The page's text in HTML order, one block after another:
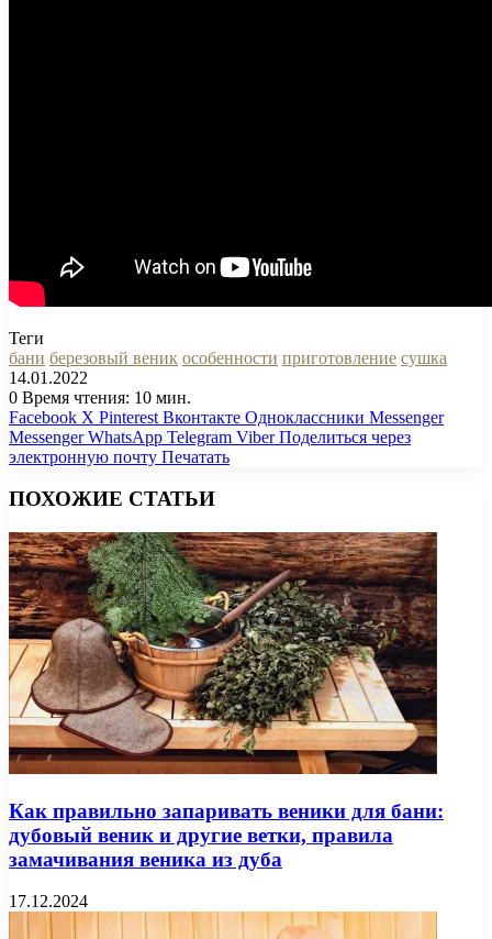
Теги
бани березовый веник особенности приготовление сушка
14.01.2022
0 Время чтения: 10 мин.
Facebook X Pinterest Вконтакте Одноклассники Messenger
Messenger WhatsApp Telegram Viber Поделиться через
электронную почту Печатать
ПОХОЖИЕ СТАТЬИ
Как правильно запаривать веники для бани:
дубовый веник и другие ветки, правила
замачивания веника из дуба
17.12.2024